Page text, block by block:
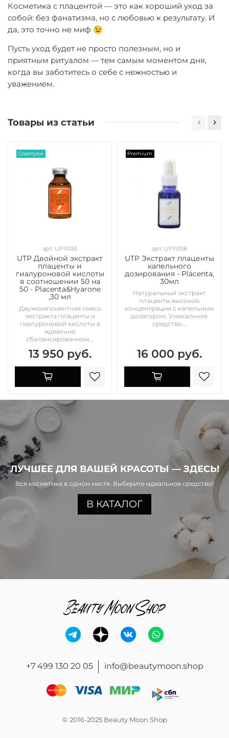
Косметика с плацентой — это как хороший уход за
собой: без фанатизма, но с любовью к результату. И
да, это точно не миф 😉
Пусть уход будет не просто полезным, но и
приятным ритуалом — тем самым моментом дня,
когда вы заботитесь о себе с нежностью и
уважением.
Товары из статьи
Советуем
арт. UP11033
UTP Двойной экстракт
плаценты и
гиалуроновой кислоты
в соотношении 50 на
50 - Placenta&Hyarone
,30 мл
Двухкомпонентная смесь
экстракта плаценты и
гиалуроновой кислоты в
идеально
сбалансированном...
13 950 руб.
Premium
арт. UP11058
UTP Экстракт плаценты
капельного
дозирования - Placenta,
30мл
Натуральный экстракт
плаценты высокой
концентрации с капельным
дозатором. Уникальное
средство...
16 000 руб.
ЛУЧШЕЕ ДЛЯ ВАШЕЙ КРАСОТЫ — ЗДЕСЬ!
Вся косметика в одном месте. Выберите идеальное средство!
В КАТАЛОГ
+7 499 130 20 05 info@beautymoon.shop
© 2016-2025 Beauty Moon Shop